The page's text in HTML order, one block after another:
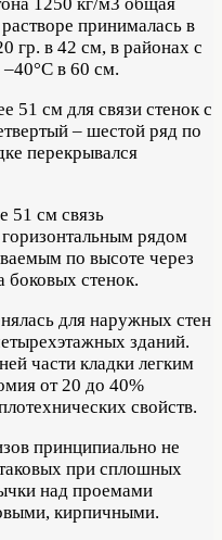
принималась в
гр. в 42 см, в районах с
в 60 см.
51 см для связи стенок с
– шестой ряд по
перекрывался
51 см связь
рядом
по высоте через
стенок.
для наружных стен
зданий.
части кладки легким
от 20 до 40%
свойств.
принципиально не
при сплошных
над проемами
кирпичными.